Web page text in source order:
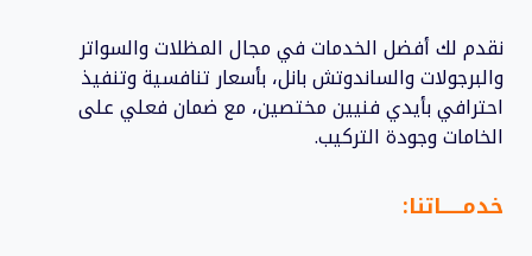
نقدم لك أفضل الخدمات في مجال المظلات والسواتر
والبرجولات والساندوتش بانل، بأسعار تنافسية وتنفيذ
احترافي بأيدي فنيين مختصين، مع ضمان فعلي على
الخامات وجودة التركيب.
خدمــــــاتنا: